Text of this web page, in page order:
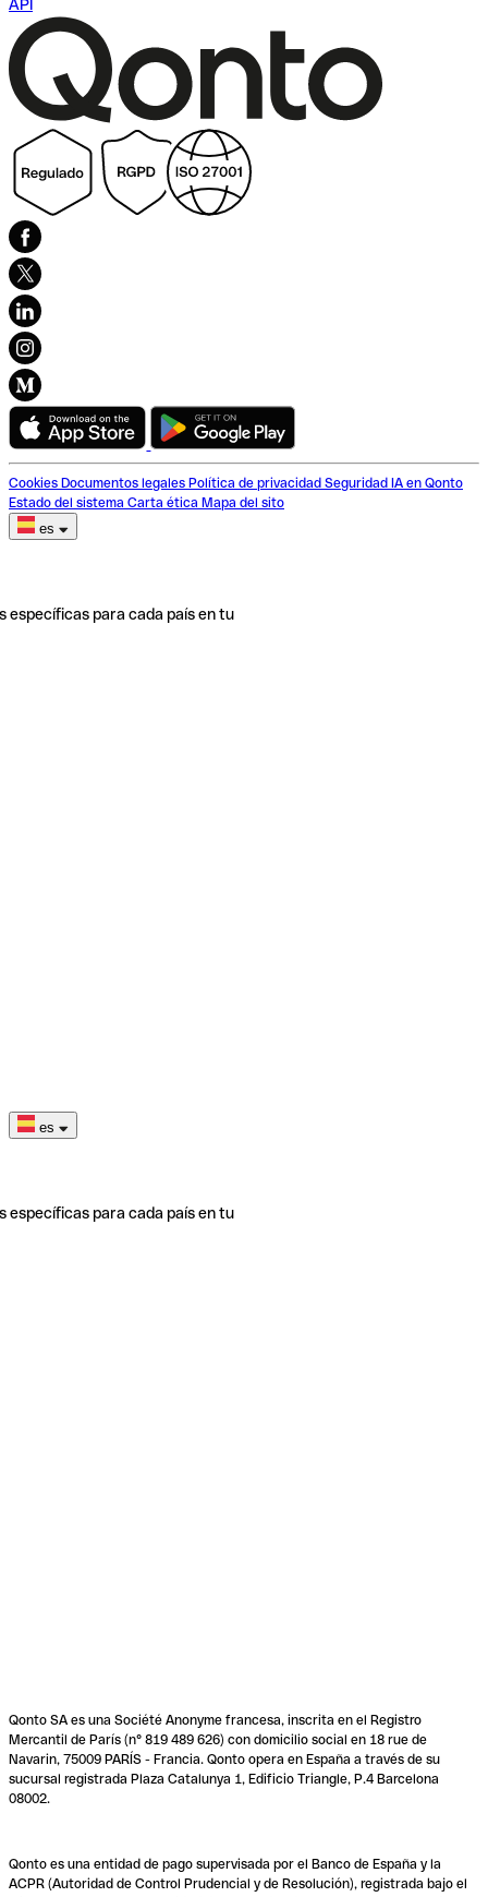
API
Cookies Documentos legales Política de privacidad Seguridad IA en Qonto
Estado del sistema Carta ética Mapa del sito
es
específicas para cada país en tu
es
específicas para cada país en tu
Qonto SA es una Société Anonyme francesa, inscrita en el Registro
Mercantil de París (n° 819 489 626) con domicilio social en 18 rue de
Navarin, 75009 PARÍS - Francia. Qonto opera en España a través de su
sucursal registrada Plaza Catalunya 1, Edificio Triangle, P.4 Barcelona
08002.
Qonto es una entidad de pago supervisada por el Banco de España y la
ACPR (Autoridad de Control Prudencial y de Resolución), registrada bajo el